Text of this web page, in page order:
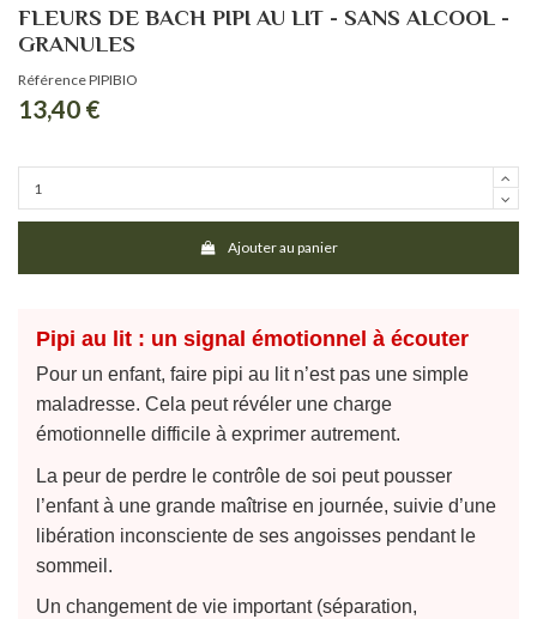
FLEURS DE BACH PIPI AU LIT - SANS ALCOOL -
GRANULES
RéférencePIPIBIO
13,40 €
Ajouter au panier
Pipi au lit : un signal émotionnel à écouter
Pour un enfant, faire pipi au lit n’est pas une simple
maladresse. Cela peut révéler une charge
émotionnelle difficile à exprimer autrement.
La peur de perdre le contrôle de soi peut pousser
l’enfant à une grande maîtrise en journée, suivie d’une
libération inconsciente de ses angoisses pendant le
sommeil.
Un changement de vie important (séparation,